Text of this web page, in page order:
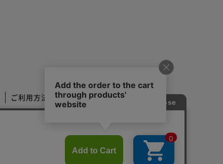
ご利用方法 ご利用規約